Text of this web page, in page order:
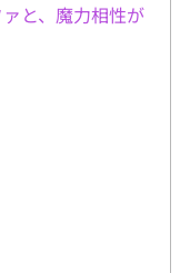
と、魔力相性が